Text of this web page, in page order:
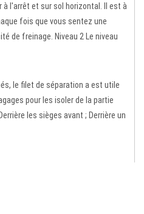
l'arrêt et sur sol horizontal. Il est à
fois que vous sentez une
de freinage. Niveau 2 Le niveau
le filet de séparation a est utile
pour les isoler de la partie
les sièges avant ; Derrière un